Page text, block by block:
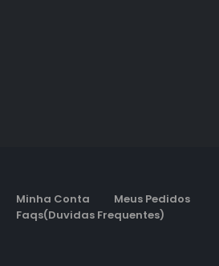
Minha Conta
Meus Pedidos
Faqs(Duvidas Frequentes)